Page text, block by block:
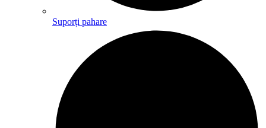
Suporți pahare